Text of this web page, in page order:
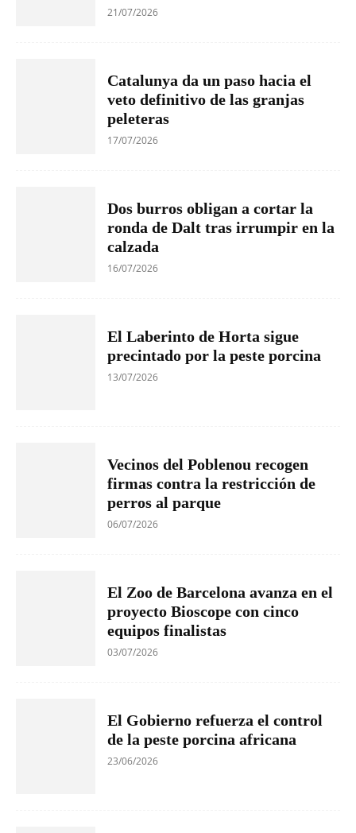
21/07/2026
Catalunya da un paso hacia el
veto definitivo de las granjas
peleteras
17/07/2026
Dos burros obligan a cortar la
ronda de Dalt tras irrumpir en la
calzada
16/07/2026
El Laberinto de Horta sigue
precintado por la peste porcina
13/07/2026
Vecinos del Poblenou recogen
firmas contra la restricción de
perros al parque
06/07/2026
El Zoo de Barcelona avanza en el
proyecto Bioscope con cinco
equipos finalistas
03/07/2026
El Gobierno refuerza el control
de la peste porcina africana
23/06/2026